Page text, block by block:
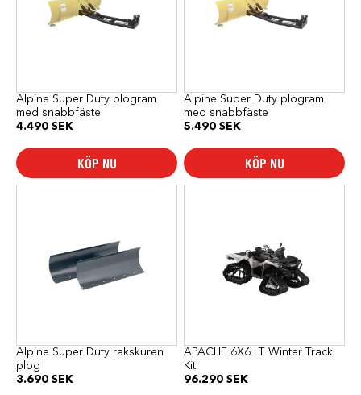
Alpine Super Duty plogram
med snabbfäste
4.490 SEK
KÖP NU
Alpine Super Duty plogram
med snabbfäste
5.490 SEK
KÖP NU
Alpine Super Duty rakskuren
plog
3.690 SEK
APACHE 6X6 LT Winter Track
Kit
96.290 SEK